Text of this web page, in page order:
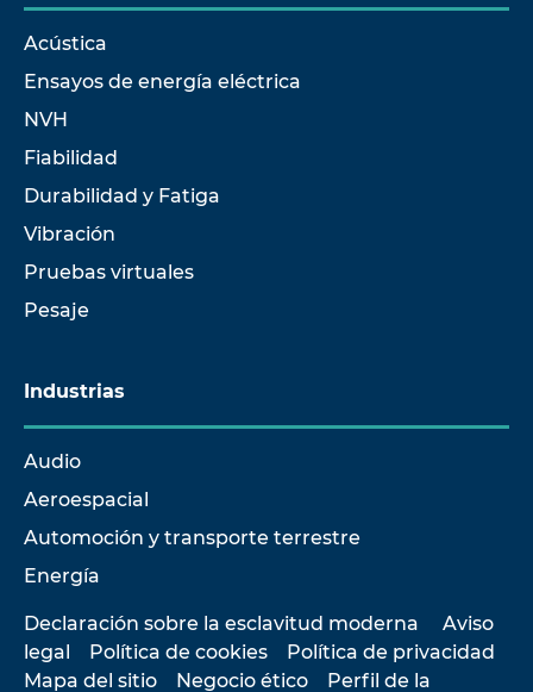
Acústica
Ensayos de energía eléctrica
NVH
Fiabilidad
Durabilidad y Fatiga
Vibración
Pruebas virtuales
Pesaje
Industrias
Audio
Aeroespacial
Automoción y transporte terrestre
Energía
Declaración sobre la esclavitud moderna
Aviso
legal
Política de cookies
Política de privacidad
Mapa del sitio
Negocio ético Perfil de la